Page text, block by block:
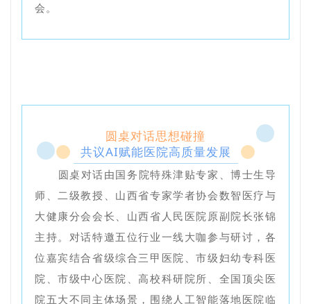
会。
圆桌对话思想碰撞
共议AI赋能医院高质量发展
圆桌对话由国务院特殊津贴专家、博士生导
师、二级教授、山西省专家学者协会数智医疗与
大健康分会会长、山西省人民医院原副院长张锦
主持。对话特邀五位行业一线大咖参与研讨，各
位嘉宾结合省级综合三甲医院、市级妇幼专科医
院、市级中心医院、高校科研院所、全国顶尖医
院五大不同主体场景，围绕人工智能落地医院临